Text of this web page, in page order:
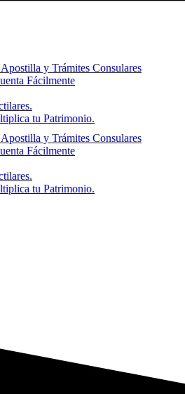
y Trámites Consulares
Fácilmente
tu Patrimonio.
y Trámites Consulares
Fácilmente
tu Patrimonio.